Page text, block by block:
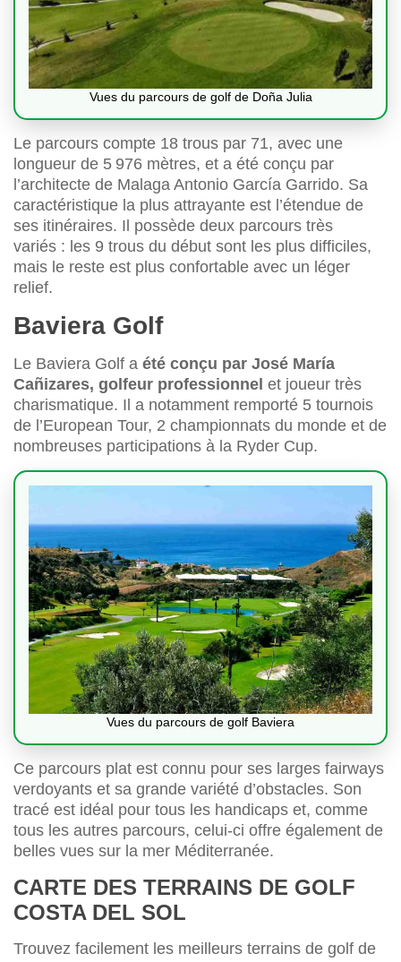
Vues du parcours de golf de Doña Julia
Le parcours compte 18 trous par 71, avec une
longueur de 5 976 mètres, et a été conçu par
l’architecte de Malaga Antonio García Garrido. Sa
caractéristique la plus attrayante est l’étendue de
ses itinéraires. Il possède deux parcours très
variés : les 9 trous du début sont les plus difficiles,
mais le reste est plus confortable avec un léger
relief.
Baviera Golf
Le Baviera Golf a été conçu par José María
Cañizares, golfeur professionnel et joueur très
charismatique. Il a notamment remporté 5 tournois
de l’European Tour, 2 championnats du monde et de
nombreuses participations à la Ryder Cup.
Vues du parcours de golf Baviera
Ce parcours plat est connu pour ses larges fairways
verdoyants et sa grande variété d’obstacles. Son
tracé est idéal pour tous les handicaps et, comme
tous les autres parcours, celui-ci offre également de
belles vues sur la mer Méditerranée.
CARTE DES TERRAINS DE GOLF
COSTA DEL SOL
Trouvez facilement les meilleurs terrains de golf de